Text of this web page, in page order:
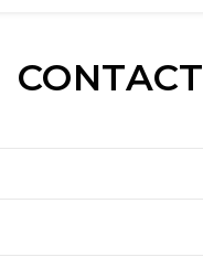
CONTACT